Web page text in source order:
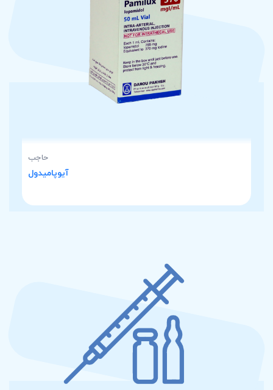
حاجب
آیوپامیدول